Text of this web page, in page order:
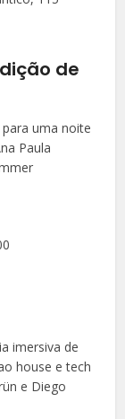
de
uma noite
Paula
imersiva de
house e tech
e Diego